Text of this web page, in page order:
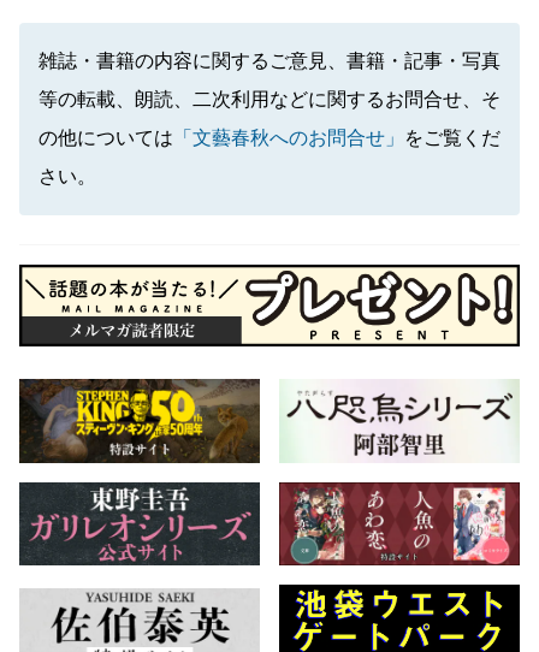
雑誌・書籍の内容に関するご意見、書籍・記事・写真
等の転載、朗読、二次利用などに関するお問合せ、そ
の他については 「文藝春秋へのお問合せ」
をご覧くだ
さい。